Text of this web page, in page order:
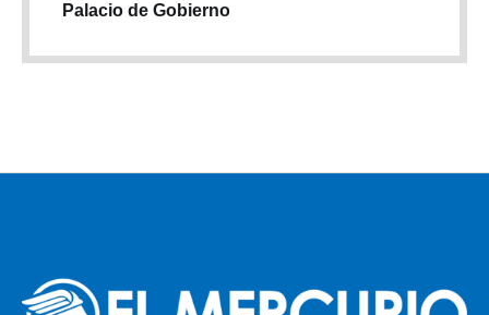
Palacio de Gobierno